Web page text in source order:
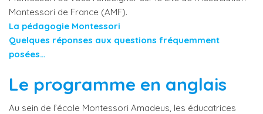
Montessori de France (AMF).
La pédagogie Montessori
Quelques réponses aux questions fréquemment
posées…
Le programme en anglais
Au sein de l’école Montessori Amadeus, les éducatrices